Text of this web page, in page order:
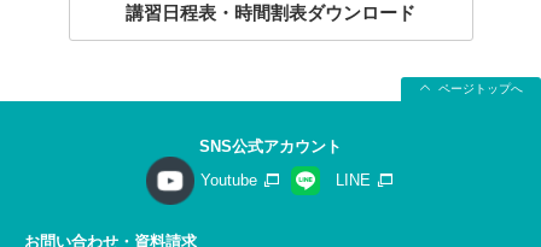
講習日程表・時間割表ダウンロード
ページトップへ
SNS公式アカウント
Youtube
LINE
お問い合わせ・資料請求